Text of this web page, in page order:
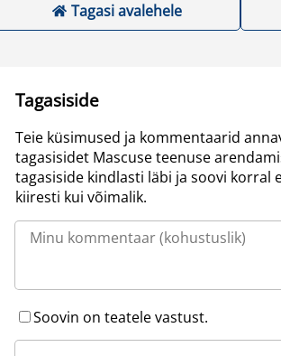
Tagasi avalehele
Tagasiside
Teie küsimused ja kommentaarid
tagasisidet Mascuse teenuse
tagasiside kindlasti läbi ja soovi korral
kiiresti kui võimalik.
Soovin on teatele vastust.